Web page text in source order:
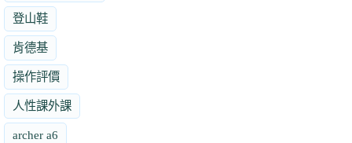
登山鞋
肯德基
操作評價
人性課外課
archer a6